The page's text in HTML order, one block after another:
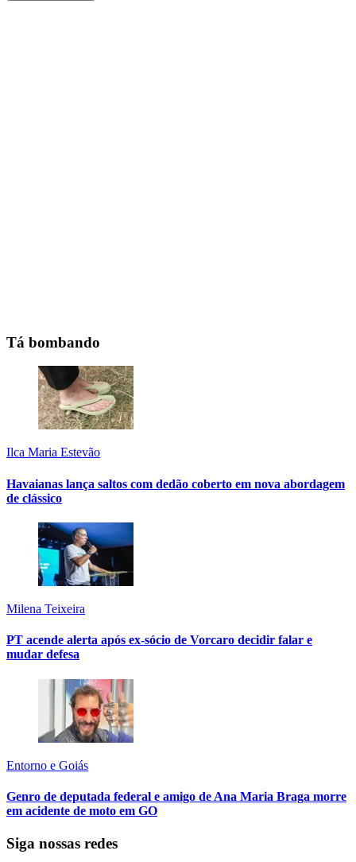
Tá bombando
Ilca Maria Estevão
Havaianas lança saltos com dedão coberto em nova abordagem
de clássico
Milena Teixeira
PT acende alerta após ex-sócio de Vorcaro decidir falar e
mudar defesa
Entorno e Goiás
Genro de deputada federal e amigo de Ana Maria Braga morre
em acidente de moto em GO
Siga nossas redes